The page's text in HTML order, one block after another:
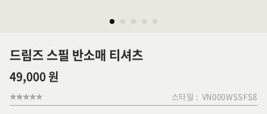
드림즈 스필 반소매 티셔츠
49,000 원
스타일 : VN000WSSFS8